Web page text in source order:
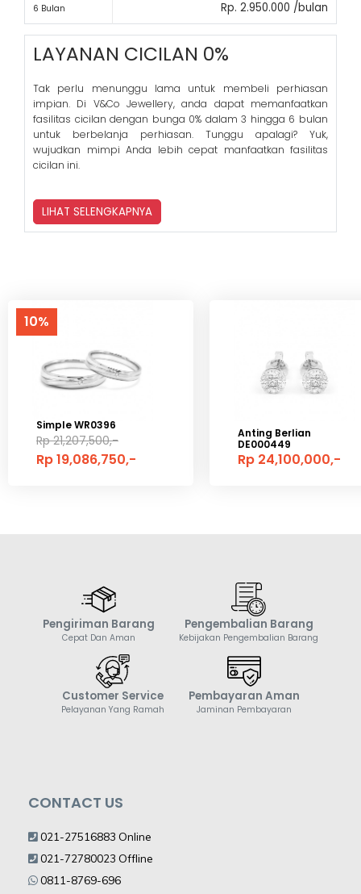
6 Bulan Rp. 2.950.000 /bulan
LAYANAN CICILAN 0%
Tak perlu menunggu lama untuk membeli perhiasan
impian. Di V&Co Jewellery, anda dapat memanfaatkan
fasilitas cicilan dengan bunga 0% dalam 3 hingga 6 bulan
untuk berbelanja perhiasan. Tunggu apalagi? Yuk,
wujudkan mimpi Anda lebih cepat manfaatkan fasilitas
cicilan ini.
LIHAT SELENGKAPNYA
10%
Simple WR0396
Rp 21,207,500,-
Rp 19,086,750,-
Anting Berlian
DE000449
Rp 24,100,000,-
Pengiriman Barang
Cepat Dan Aman
Pengembalian Barang
Kebijakan Pengembalian Barang
Customer Service
Pelayanan Yang Ramah
Pembayaran Aman
Jaminan Pembayaran
CONTACT US
021-27516883 Online
021-72780023 Offline
0811-8769-696